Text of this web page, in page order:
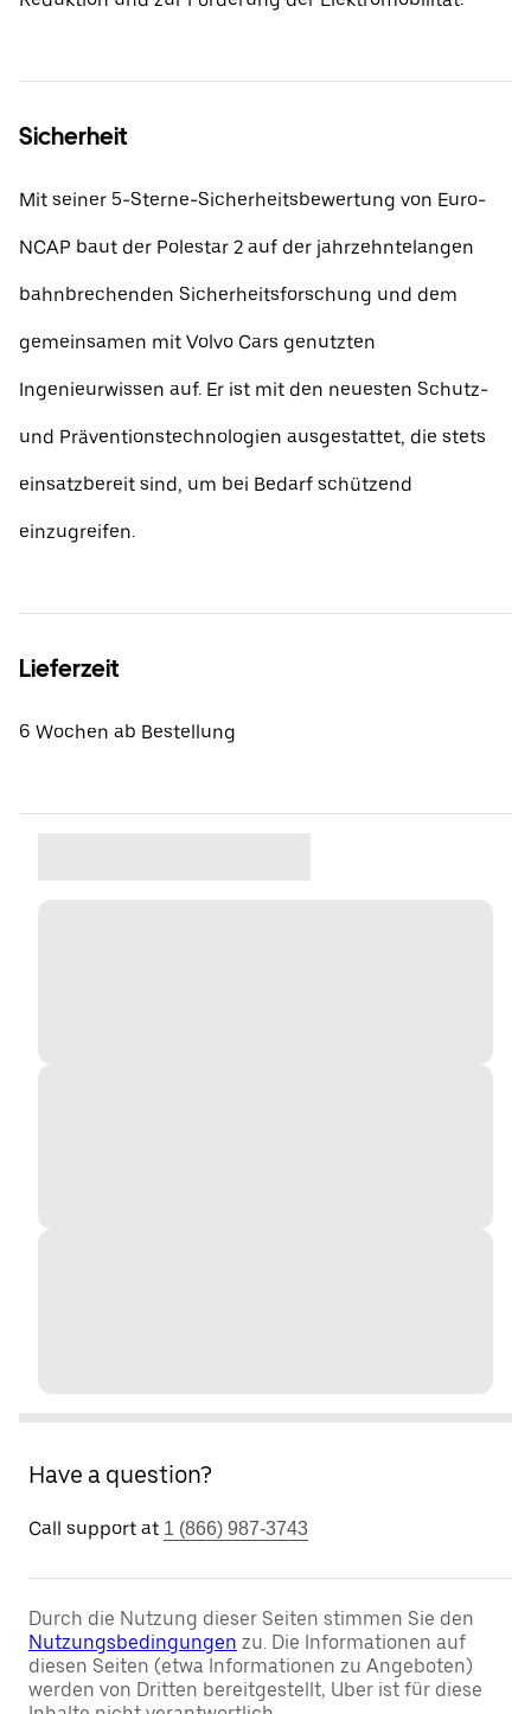
Sicherheit
Mit seiner 5-Sterne-Sicherheitsbewertung von Euro-
NCAP baut der Polestar 2 auf der jahrzehntelangen
bahnbrechenden Sicherheitsforschung und dem
gemeinsamen mit Volvo Cars genutzten
Ingenieurwissen auf. Er ist mit den neuesten Schutz-
und Präventionstechnologien ausgestattet, die stets
einsatzbereit sind, um bei Bedarf schützend
einzugreifen.
Lieferzeit
6 Wochen ab Bestellung
Have a question?
Call support at 1 (866) 987-3743
Durch die Nutzung dieser Seiten stimmen Sie den
Nutzungsbedingungen zu. Die Informationen auf
diesen Seiten (etwa Informationen zu Angeboten)
werden von Dritten bereitgestellt, Uber ist für diese